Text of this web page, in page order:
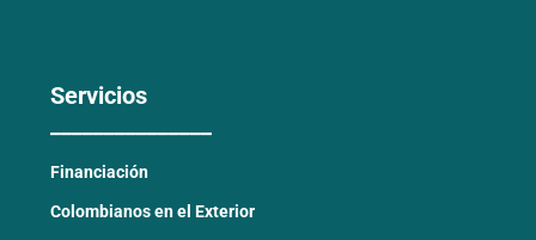
Servicios
Financiación
Colombianos en el Exterior